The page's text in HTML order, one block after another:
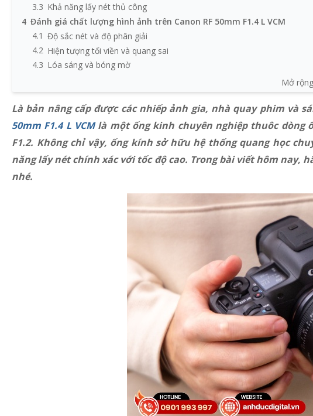
3.3 Khả năng lấy nét thủ công
4 Đánh giá chất lượng hình ảnh trên Canon RF 50mm F1.4 L VCM
4.1 Độ sắc nét và độ phân giải
4.2 Hiện tượng tối viền và quang sai
4.3 Lóa sáng và bóng mờ
5 Tổng kết chung
Mở rộng
Là bản nâng cấp được các nhiếp ảnh gia, nhà quay phim và
50mm F1.4 L VCMlà một ống kinh chuyên nghiệp thuôc dòng
F1.2. Không chỉ vậy, ống kính sở hữu hệ thống quang học
năng lấy nét chính xác với tốc độ cao. Trong bài viết hôm nay,
nhé.